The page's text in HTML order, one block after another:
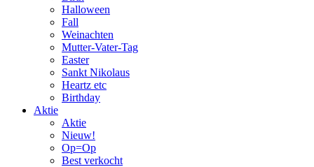
Halloween
Fall
Weinachten
Mutter-Vater-Tag
Easter
Sankt Nikolaus
Heartz etc
Birthday
Aktie
Aktie
Nieuw!
Op=Op
Best verkocht